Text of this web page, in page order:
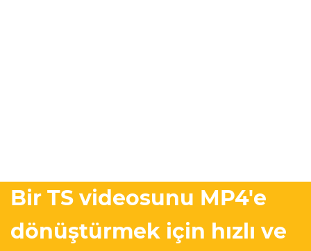
Bir TS videosunu MP4'e
dönüştürmek için hızlı ve